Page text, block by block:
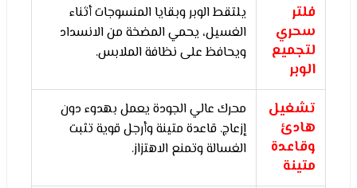
فلتر
سحري
لتجميع
الوبر
يلتقط الوبر وبقايا المنسوجات أثناء
الغسيل، يحمي المضخة من الانسداد
ويحافظ على نظافة الملابس.
تشغيل
هادئ
وقاعدة
متينة
محرك عالي الجودة يعمل بهدوء دون
إزعاج. قاعدة متينة وأرجل قوية تثبت
الغسالة وتمنع الاهتزاز.